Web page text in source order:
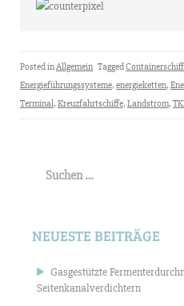
Posted inAllgemein Tagged
Energieführungssysteme,energieketten,
Terminal,Kreuzfahrtschiffe,Landstrom,
nach:
NEUESTE BEITRÄGE
Gasgestützte
Seitenkanalverdichtern